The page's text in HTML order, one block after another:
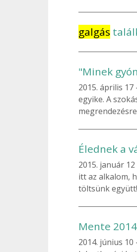
galgás
"Minek
2015. április 17
egyike. A
Élednek a
2015. január 12
itt az alkalom,
töltsünk
Mente 2014
2014. június 10